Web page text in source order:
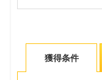
獲得条件